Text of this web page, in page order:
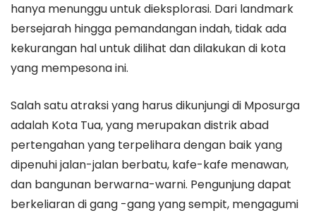
hanya menunggu untuk dieksplorasi. Dari landmark
bersejarah hingga pemandangan indah, tidak ada
kekurangan hal untuk dilihat dan dilakukan di kota
yang mempesona ini.
Salah satu atraksi yang harus dikunjungi di Mposurga
adalah Kota Tua, yang merupakan distrik abad
pertengahan yang terpelihara dengan baik yang
dipenuhi jalan-jalan berbatu, kafe-kafe menawan,
dan bangunan berwarna-warni. Pengunjung dapat
berkeliaran di gang -gang yang sempit, mengagumi